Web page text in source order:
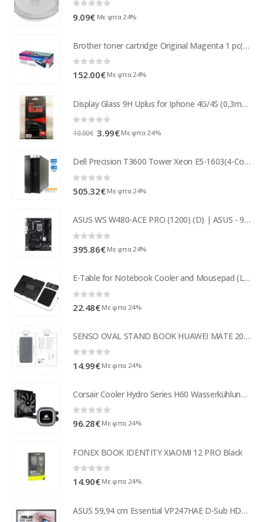
9.09€ Με φπα 24%
Brother toner cartridge Original Magenta 1 pc(s) TN325M
0 out of 5
152.00€ Με φπα 24%
Display Glass 9H Uplus for Iphone 4G/4S (0,3mm/2.5D) RETAIL
0 out of 5
10.00€ Original
10.00€.
3.99€Η
είναι:
Με φπα 24%
Dell Precision T3600 Tower Xeon E5-1603(4-Cores)/16GB DDR3/1TB/Nvidia 1GB/DVD/7P Grade A+ Workstatio ( 97101 )
0 out of 5
505.32€ Με φπα 24%
ASUS WS W480-ACE PRO (1200) (D) | ASUS - 90MB1310-M0EAY0
0 out of 5
395.86€ Με φπα 24%
E-Table for Notebook Cooler and Mousepad (LD09)
22.48€ Με φπα 24%
SENSO OVAL STAND BOOK HUAWEI MATE 20 PRO titanium
14.99€ Με φπα 24%
Corsair Cooler Hydro Series H60 Wasserkühlung CW-9060036-WW
0 out of 5
96.28€ Με φπα 24%
FONEX BOOK IDENTITY XIAOMI 12 PRO Black
0 out of 5
14.90€ Με φπα 24%
ASUS 59,94 cm Essential VP247HAE D-Sub HDMI Spk 90LM01L0-B05170